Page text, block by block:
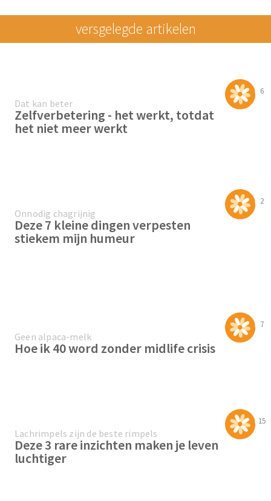
versgelegde artikelen
6
Dat kan beter
Zelfverbetering - het werkt, totdat
het niet meer werkt
2
Onnodig chagrijnig
Deze 7 kleine dingen verpesten
stiekem mijn humeur
7
Geen alpaca-melk
Hoe ik 40 word zonder midlife crisis
15
Lachrimpels zijn de beste rimpels
Deze 3 rare inzichten maken je leven
luchtiger